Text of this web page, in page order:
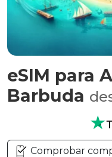
eSIM para
Barbuda
Comprobar